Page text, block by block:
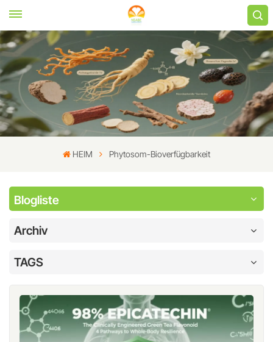
HEIM Phytosom-Bioverfügbarkeit
Blogliste
Archiv
TAGS